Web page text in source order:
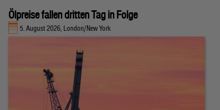
Ölpreise fallen dritten Tag in Folge
5. August 2026, London/New York